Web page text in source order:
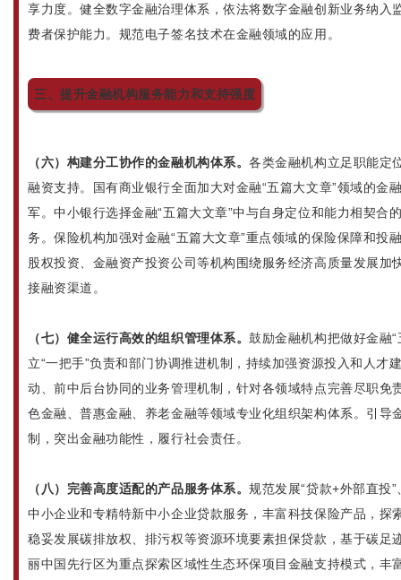
享力度。健全数字金融治理体系，依法将数字金融创新业务纳入
费者保护能力。规范电子签名技术在金融领域的应用。
三、提升金融机构服务能力和支持强度
（六）构建分工协作的金融机构体系。各类金融机构立足职能定
融资支持。国有商业银行全面加大对金融“五篇大文章”领域的金
军。中小银行选择金融“五篇大文章”中与自身定位和能力相契合
务。保险机构加强对金融“五篇大文章”重点领域的保险保障和投
股权投资、金融资产投资公司等机构围绕服务经济高质量发展加
接融资渠道。
（七）健全运行高效的组织管理体系。鼓励金融机构把做好金融
立“一把手”负责和部门协调推进机制，持续加强资源投入和人才
动、前中后台协同的业务管理机制，针对各领域特点完善尽职免
色金融、普惠金融、养老金融等领域专业化组织架构体系。引导
制，突出金融功能性，履行社会责任。
（八）完善高度适配的产品服务体系。规范发展“贷款+外部直投
中小企业和专精特新中小企业贷款服务，丰富科技保险产品，探
稳妥发展碳排放权、排污权等资源环境要素担保贷款，基于碳足
丽中国先行区为重点探索区域性生态环保项目金融支持模式，丰